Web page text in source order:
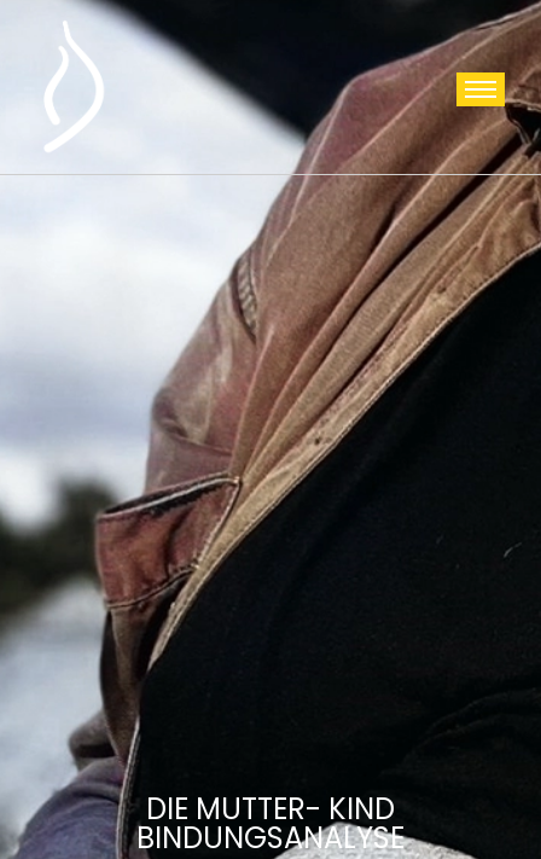
DIE MUTTER- KIND
BINDUNGSANALYSE